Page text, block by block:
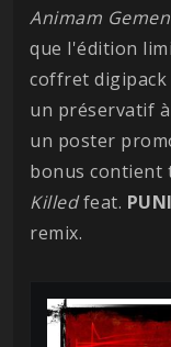
Animam
que l'édition
coffret
un préservatif
un poster
bonus contient
Killedfeat.
remix.